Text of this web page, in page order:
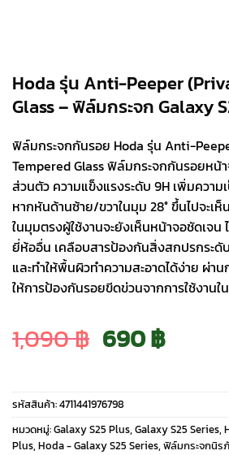
Hoda รุ่น Anti-Peeper
Glass – ฟิล์มกระจก Galaxy
ฟิล์มกระจกกันรอย Hoda รุ่น Anti-
Tempered Glass ฟิล์มกระจกกันรอยหน้
ส่วนตัว ความแข็งแรงระดับ 9H เพิ่มควา
หากหันด้านซ้าย/ขวาในมุม 28° ขึ้นไปจะเ
ในมุมตรงผู้ใช้งานจะยังเห็นหน้าจอชัดเจ
ยี่ห้ออื่น เคลือบสารป้องกันสิ่งสกปรกระดั
และทำให้พื้นผิวทำความสะอาดได้ง่าย ผ่าน
ให้การป้องกันรอยขีดข่วนจากการใช้งานใ
1,090฿ Original
price
was:
690฿Current
price
is:
รหัสสินค้า:4711441976798
หมวดหมู่:Galaxy S25 Plus, Galaxy S25 Series,
Plus, Hoda - Galaxy S25 Series, ฟิล์มกระจกนิร